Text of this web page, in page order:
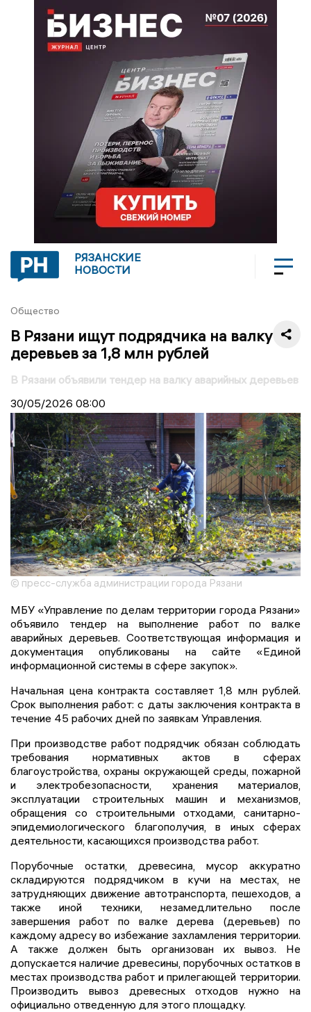
РЯЗАНСКИЕ
НОВОСТИ
Общество
В Рязани ищут подрядчика на валку
деревьев за 1,8 млн рублей
В Рязани объявили тендер на валку аварийных деревьев
30/05/2026 08:00
© пресс-служба администрации города Рязани
МБУ «Управление по делам территории города Рязани»
объявило тендер на выполнение работ по валке
аварийных деревьев. Соответствующая информация и
документация опубликованы на сайте «Единой
информационной системы в сфере закупок».
Начальная цена контракта составляет 1,8 млн рублей.
Срок выполнения работ: с даты заключения контракта в
течение 45 рабочих дней по заявкам Управления.
При производстве работ подрядчик обязан соблюдать
требования нормативных актов в сферах
благоустройства, охраны окружающей среды, пожарной
и электробезопасности, хранения материалов,
эксплуатации строительных машин и механизмов,
обращения со строительными отходами, санитарно-
эпидемиологического благополучия, в иных сферах
деятельности, касающихся производства работ.
Порубочные остатки, древесина, мусор аккуратно
складируются подрядчиком в кучи на местах, не
затрудняющих движение автотранспорта, пешеходов, а
также иной техники, незамедлительно после
завершения работ по валке дерева (деревьев) по
каждому адресу во избежание захламления территории.
А также должен быть организован их вывоз. Не
допускается наличие древесины, порубочных остатков в
местах производства работ и прилегающей территории.
Производить вывоз древесных отходов нужно на
официально отведенную для этого площадку.